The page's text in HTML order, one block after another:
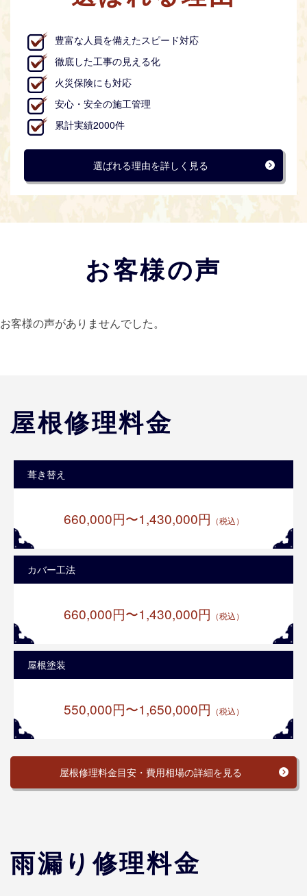
豊富な人員を備えたスピード対応
徹底した工事の見える化
火災保険にも対応
安心・安全の施工管理
累計実績2000件
選ばれる理由を詳しく見る
お客様の声
お客様の声がありませんでした。
屋根修理料金
葺き替え
660,000円〜1,430,000円 （税込）
カバー工法
660,000円〜1,430,000円 （税込）
屋根塗装
550,000円〜1,650,000円 （税込）
屋根修理料金目安・費用相場の詳細を見る
雨漏り修理料金